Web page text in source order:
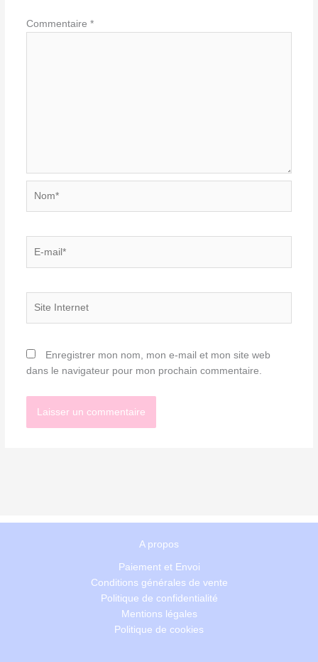
Commentaire *
mail*
Enregistrer mon nom, mon e-mail et mon site web
dans le navigateur pour mon prochain commentaire.
A propos
Paiement et Envoi
Conditions générales de vente
Politique de confidentialité
Mentions légales
Politique de cookies